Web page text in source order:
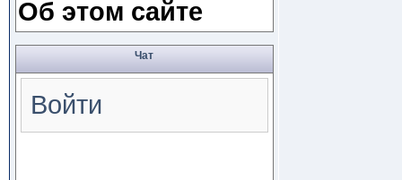
Об этом сайте
Чат
Войти